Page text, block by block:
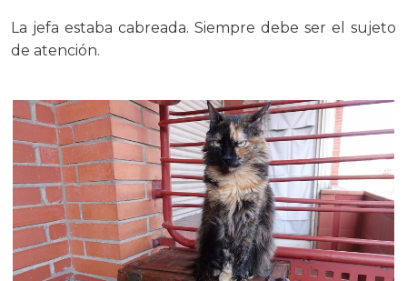
La jefa estaba cabreada. Siempre debe ser el sujeto
de atención.